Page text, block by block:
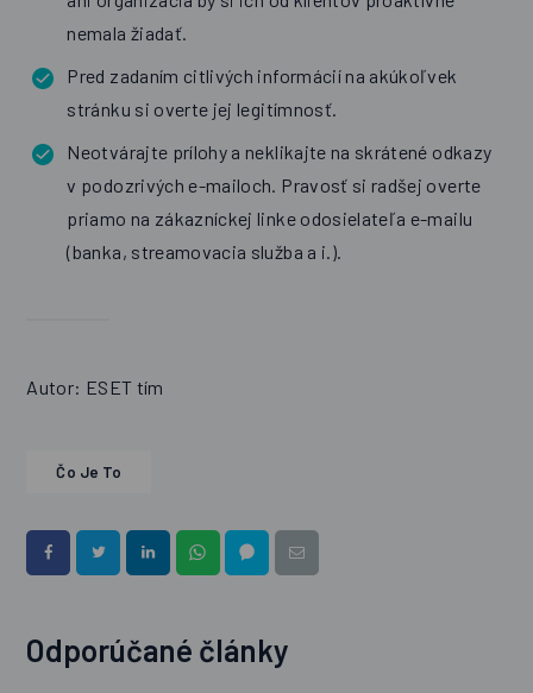
nemala žiadať.
Pred zadaním citlivých informácií na akúkoľvek
stránku si overte jej legitímnosť.
Neotvárajte prílohy a neklikajte na skrátené odkazy
v podozrivých e-mailoch. Pravosť si radšej overte
priamo na zákazníckej linke odosielateľa e-mailu
(banka, streamovacia služba a i.).
Autor: ESET tím
Čo Je To
Odporúčané články